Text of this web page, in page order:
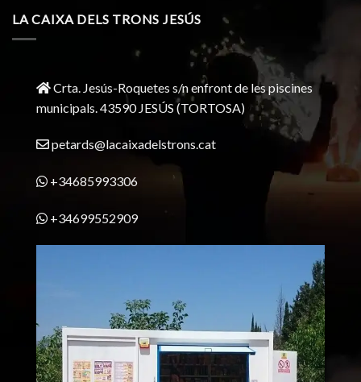
LA CAIXA DELS TRONS JESÚS
Crta. Jesús-Roquetes s/n enfront de les piscines
municipals. 43590 JESÚS (TORTOSA)
petards@lacaixadelstrons.cat
+34685993306
+34699552909